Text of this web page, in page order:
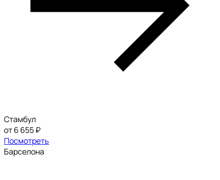
Стамбул
от 6 655 ₽
Посмотреть
Барселона